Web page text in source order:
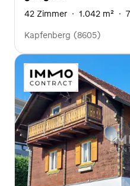
42 Zimmer · 1.042 m² ·
Kapfenberg (8605)